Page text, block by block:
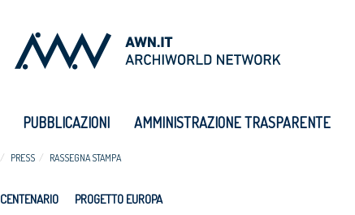
PUBBLICAZIONI AMMINISTRAZIONE TRASPARENTE
PRESS RASSEGNA STAMPA
CENTENARIO
PROGETTO EUROPA